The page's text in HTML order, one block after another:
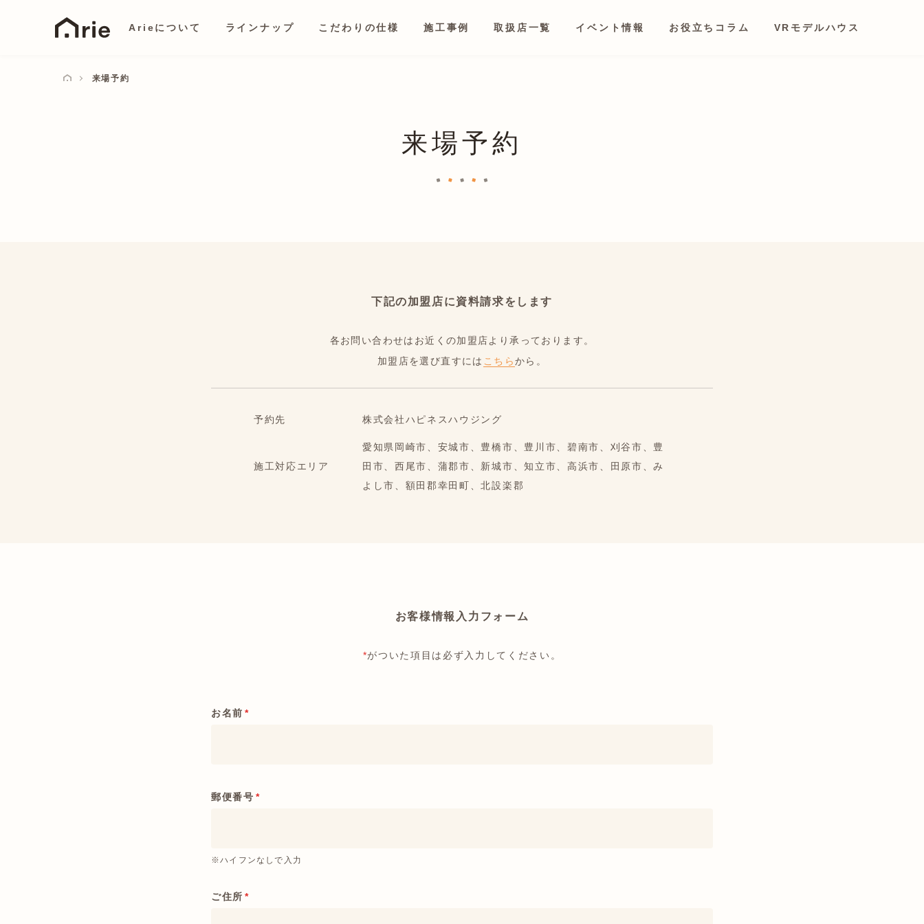
Arieについて ラインナップ こだわりの仕様 施工事例 取扱店一覧 イベント情報 お役立ちコラム VRモデルハウス
来場予約
来場予約
下記の加盟店に資料請求をします
各お問い合わせはお近くの加盟店より承っております。
加盟店を選び直すには こちらから。
予約先 株式会社ハピネスハウジング
施工対応エリア
愛知県岡崎市、安城市、豊橋市、豊川市、碧南市、刈谷市、豊
田市、西尾市、蒲郡市、新城市、知立市、高浜市、田原市、み
よし市、額田郡幸田町、北設楽郡
お客様情報入力フォーム
*がついた項目は必ず入力してください。
お名前 *
郵便番号 *
※ハイフンなしで入力
ご住所 *